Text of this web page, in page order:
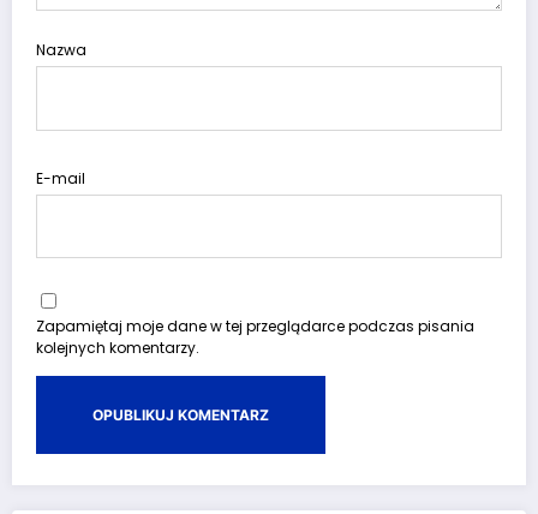
Nazwa
E-mail
Zapamiętaj moje dane w tej przeglądarce podczas pisania
kolejnych komentarzy.